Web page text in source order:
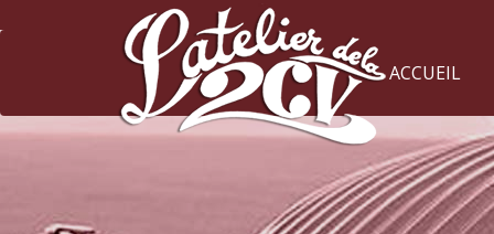
ACCUEIL